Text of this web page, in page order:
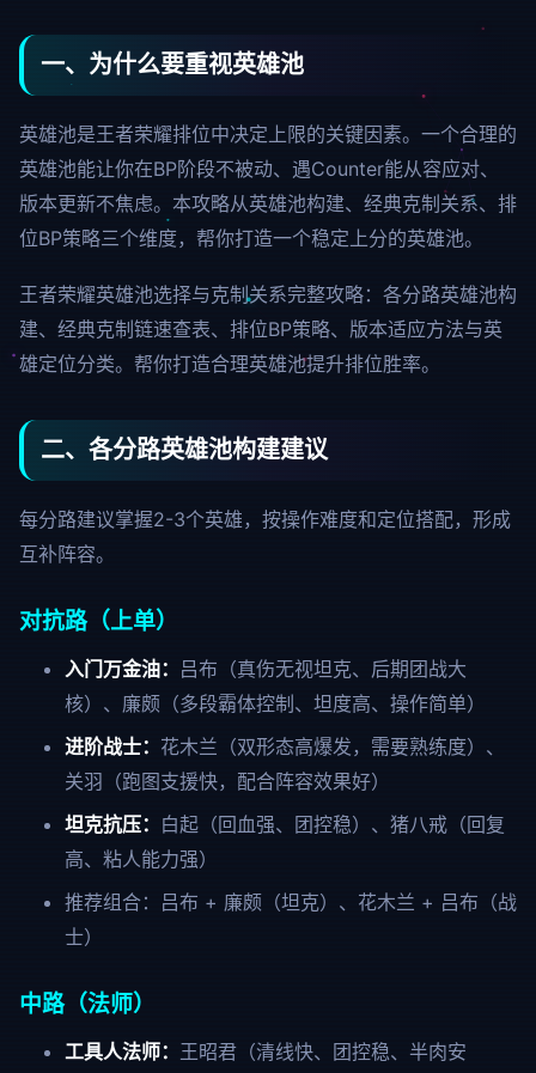
一、为什么要重视英雄池
英雄池是王者荣耀排位中决定上限的关键因素。一个合理的
英雄池能让你在BP阶段不被动、遇Counter能从容应对、
版本更新不焦虑。本攻略从英雄池构建、经典克制关系、排
位BP策略三个维度，帮你打造一个稳定上分的英雄池。
王者荣耀英雄池选择与克制关系完整攻略：各分路英雄池构
建、经典克制链速查表、排位BP策略、版本适应方法与英
雄定位分类。帮你打造合理英雄池提升排位胜率。
二、各分路英雄池构建建议
每分路建议掌握2-3个英雄，按操作难度和定位搭配，形成
互补阵容。
对抗路（上单）
入门万金油： 吕布（真伤无视坦克、后期团战大
核）、廉颇（多段霸体控制、坦度高、操作简单）
进阶战士： 花木兰（双形态高爆发，需要熟练度）、
关羽（跑图支援快，配合阵容效果好）
坦克抗压： 白起（回血强、团控稳）、猪八戒（回复
高、粘人能力强）
推荐组合：吕布 + 廉颇（坦克）、花木兰 + 吕布（战
士）
中路（法师）
工具人法师： 王昭君（清线快、团控稳、半肉安